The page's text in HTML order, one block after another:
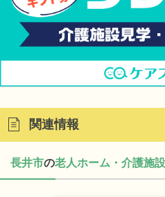
関連情報
長井市の老人ホーム・介護施設